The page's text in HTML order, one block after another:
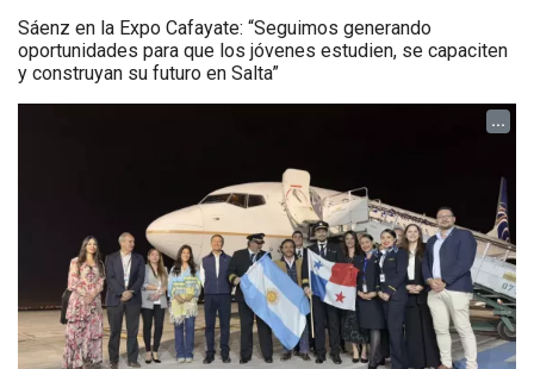
Sáenz en la Expo Cafayate: “Seguimos generando
oportunidades para que los jóvenes estudien, se capaciten
y construyan su futuro en Salta”
...